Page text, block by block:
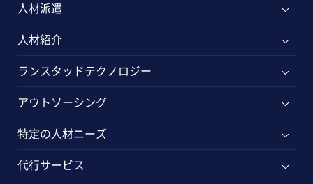
人材派遣
人材紹介
ランスタッドテクノロジー
アウトソーシング
特定の人材ニーズ
代行サービス